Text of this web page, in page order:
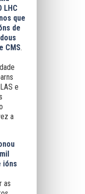
LHC
que
de
CMS.
e
a
ións
as